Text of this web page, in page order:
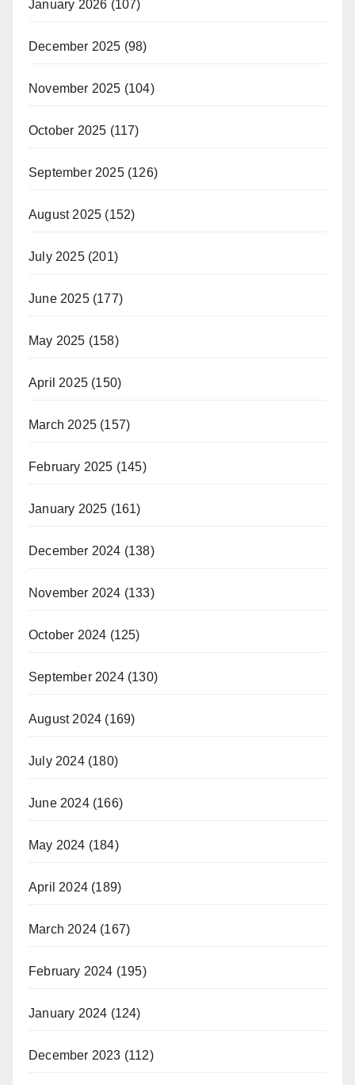
January 2026 (107)
December 2025 (98)
November 2025 (104)
October 2025 (117)
September 2025(126)
August 2025 (152)
July 2025(201)
June 2025(177)
May 2025 (158)
April 2025 (150)
March 2025 (157)
February 2025 (145)
January 2025 (161)
December 2024 (138)
November 2024 (133)
October 2024 (125)
September 2024(130)
August 2024 (169)
July 2024(180)
June 2024(166)
May 2024 (184)
April 2024 (189)
March 2024 (167)
February 2024 (195)
January 2024 (124)
December 2023 (112)